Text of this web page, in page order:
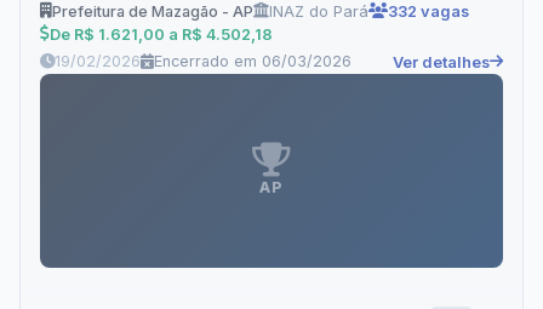
Prefeitura de Mazagão - AP INAZ do Pará
332 vagas
De R$ 1.621,00 a R$ 4.502,18
19/02/2026
Encerrado em 06/03/2026 Ver detalhes
AP